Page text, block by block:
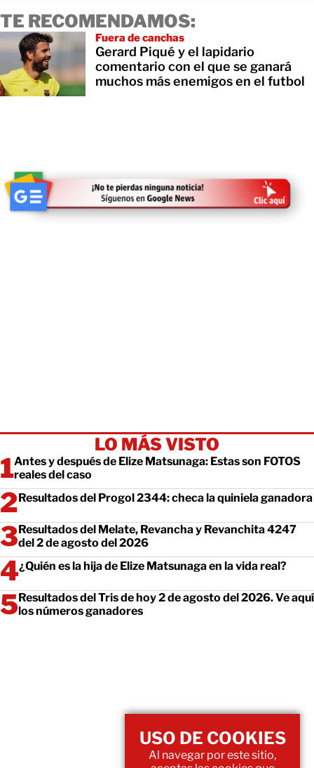
TE RECOMENDAMOS:
Fuera de canchas
Gerard Piqué y el lapidario
comentario con el que se ganará
muchos más enemigos en el futbol
LO MÁS VISTO
Antes y después de Elize Matsunaga: Estas son FOTOS
reales del caso
Resultados del Progol 2344: checa la quiniela ganadora
Resultados del Melate, Revancha y Revanchita 4247
del 2 de agosto del 2026
¿Quién es la hija de Elize Matsunaga en la vida real?
Resultados del Tris de hoy 2 de agosto del 2026. Ve aquí
los números ganadores
USO DE COOKIES
Al navegar por este sitio,